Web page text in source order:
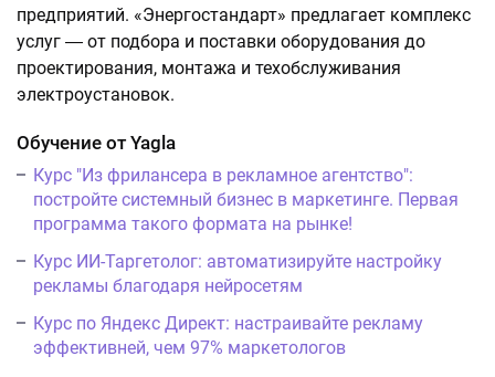
предприятий. «Энергостандарт» предлагает комплекс
услуг ― от подбора и поставки оборудования до
проектирования, монтажа и техобслуживания
электроустановок.
Обучение от Yagla
Курс "Из фрилансера в рекламное агентство":
постройте системный бизнес в маркетинге. Первая
программа такого формата на рынке!
Курс ИИ-Таргетолог: автоматизируйте настройку
рекламы благодаря нейросетям
Курс по Яндекс Директ: настраивайте рекламу
эффективней, чем 97% маркетологов